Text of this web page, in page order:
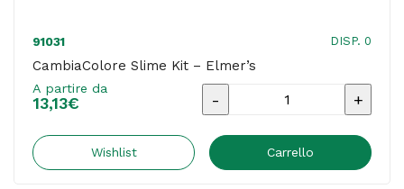
91031 DISP. 0
CambiaColore Slime Kit – Elmer’s
A partire da
13,13€
CambiaColore
Kit
Wishlist Carrello